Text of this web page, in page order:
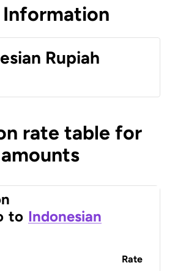
Rupiah
rate table for
to Indonesian
Rate